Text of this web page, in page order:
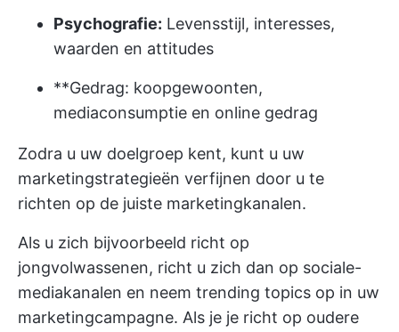
Psychografie: Levensstijl, interesses,
waarden en attitudes
**Gedrag: koopgewoonten,
mediaconsumptie en online gedrag
Zodra u uw doelgroep kent, kunt u uw
marketingstrategieën verfijnen door u te
richten op de juiste marketingkanalen.
Als u zich bijvoorbeeld richt op
jongvolwassenen, richt u zich dan op sociale-
mediakanalen en neem trending topics op in uw
marketingcampagne. Als je je richt op oudere